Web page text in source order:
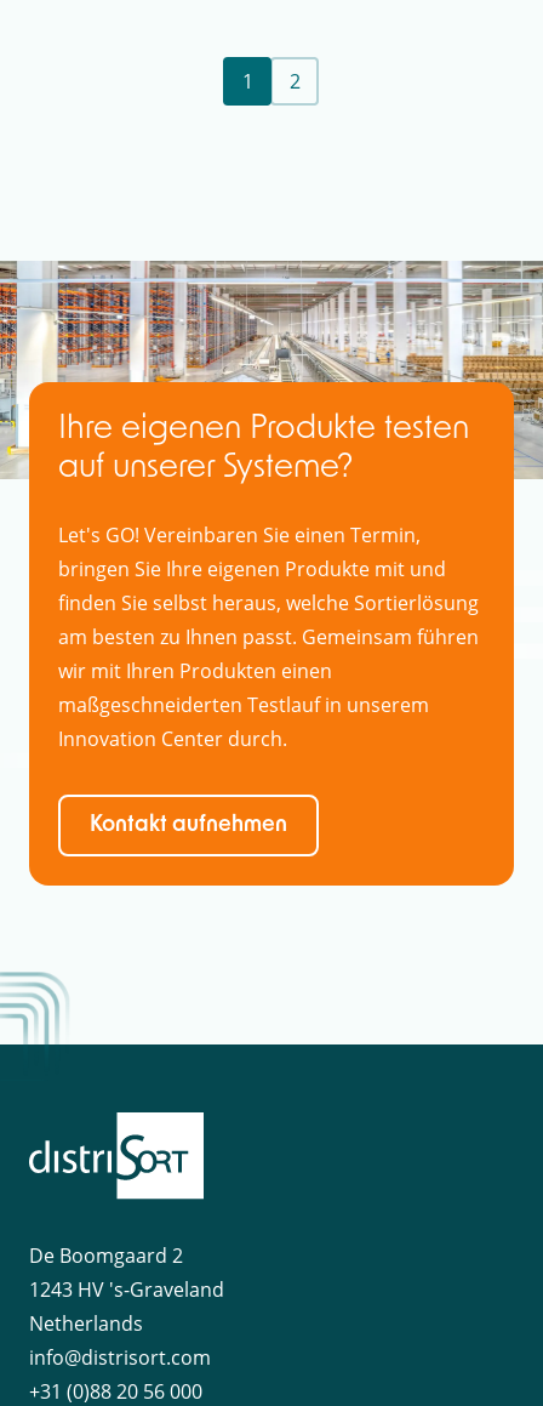
1 2
Ihre eigenen Produkte testen
auf unserer Systeme?
Let's GO! Vereinbaren Sie einen Termin,
bringen Sie Ihre eigenen Produkte mit und
finden Sie selbst heraus, welche Sortierlösung
am besten zu Ihnen passt. Gemeinsam führen
wir mit Ihren Produkten einen
maßgeschneiderten Testlauf in unserem
Innovation Center durch.
Kontakt aufnehmen
De Boomgaard 2
1243 HV 's-Graveland
Netherlands
info@distrisort.com
+31 (0)88 20 56 000